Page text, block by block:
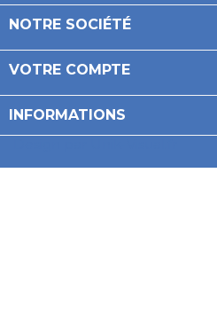
NOTRE SOCIÉTÉ
VOTRE COMPTE
INFORMATIONS